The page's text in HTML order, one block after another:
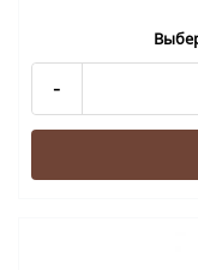
-